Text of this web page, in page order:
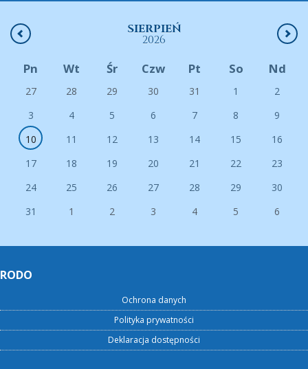
SIERPIEŃ
2026
Pn Wt Śr Czw Pt So Nd
27 28 29 30 31 1
2
3
4 5 6 7 8
9
10
11 12 13 14 15
16
17
18 19 20 21 22
23
24
25 26 27 28 29
30
31
1 2 3 4 5 6
RODO
Ochrona danych
Polityka prywatności
Deklaracja dostępności